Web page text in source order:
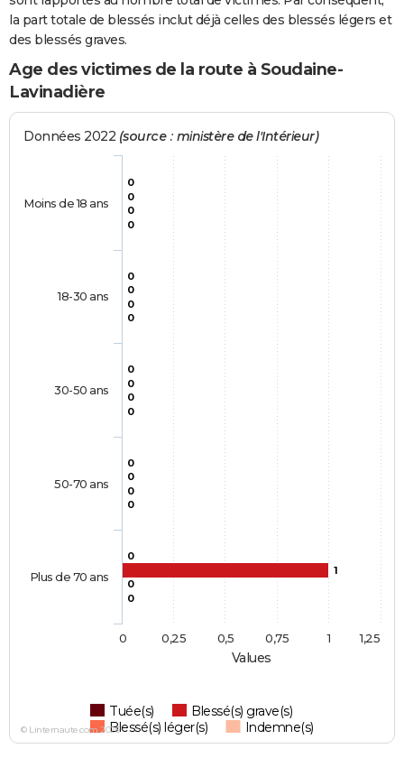
la part totale de blessés inclut déjà celles des blessés légers et
des blessés graves.
Age des victimes de la route à Soudaine-
Lavinadière
Values
Données 2022 (source : ministère de l'Intérieur)
0
0
0
0
0
0
0
0
0
1
0
0
0
0
0
0
0
0
0
0
Tuée(s)
Blessé(s) grave(s)
Blessé(s) léger(s)
Indemne(s)
Moins de 18 ans
18-30 ans
30-50 ans
50-70 ans
Plus de 70 ans
0 1
0,25 0,5 0,75 1,25
© Linternaute.com 2026